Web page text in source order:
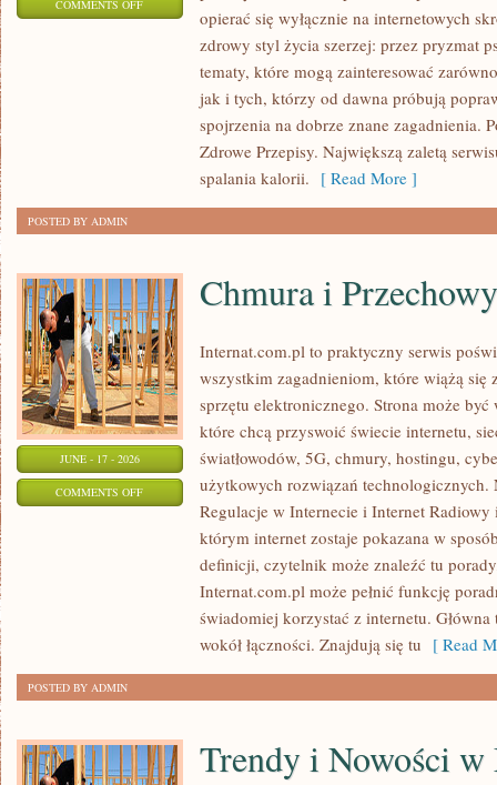
COMMENTS OFFON
MOTYWACJA
opierać się wyłącznie na internetowych
zdrowy styl życia szerzej: przez pryzmat
tematy, które mogą zainteresować
jak i tych, którzy od dawna próbują
spojrzenia na dobrze znane zagadnienia.
Zdrowe Przepisy. Największą zaletą
spalania kalorii. [ Read More ]
POSTED BY ADMIN
JUNE - 17 - 2026
COMMENTS OFFON
PRZECHOWYWANIE
Chmura i
Internat.com.pl to praktyczny serwis
wszystkim zagadnieniom, które wiążą się
sprzętu elektronicznego. Strona może
które chcą przyswoić świecie internetu,
światłowodów, 5G, chmury, hostingu,
użytkowych rozwiązań technologicznych.
Regulacje w Internecie i Internet
którym internet zostaje pokazana w
definicji, czytelnik może znaleźć tu
Internat.com.pl może pełnić funkcję
świadomiej korzystać z internetu.
wokół łączności. Znajdują się tu [ Read
POSTED BY ADMIN
Trendy i Nowości w